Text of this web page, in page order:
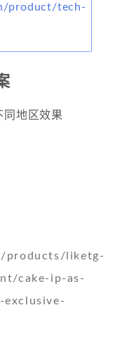
product/tech-
地区效果
products/liketg-
cake-ip-as-
exclusive-